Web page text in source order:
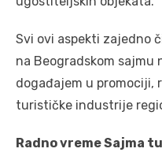
Svi ovi aspekti zajedno
na Beogradskom
događajem u promociji,
turističke industrije
Radno vreme Sajma